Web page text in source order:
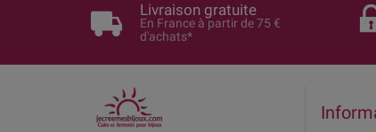
Livraison gratuite
En France à partir de 75 €
d'achats*